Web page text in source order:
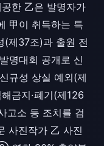
한 乙은 발명자가
甲이 취득하는 특
(제37조)과 출원 전
명대회 공개로 신
규성 상실 예외(제
금지·폐기(제126
고소 등 조치를 검
사진작가 乙 사진